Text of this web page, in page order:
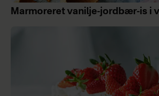
Marmoreret vanilje-jordbær-is i